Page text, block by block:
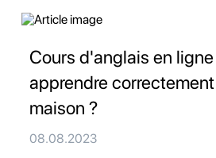
Cours d'anglais en
apprendre
maison ?
08.08.2023